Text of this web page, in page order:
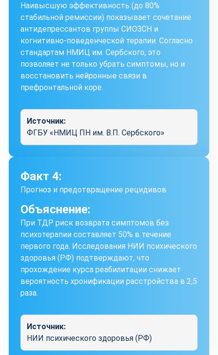
Наивысшую эффективность (до 80%
стабильной ремиссии) показывает сочетание
антидепрессантов группы СИОЗСН и
когнитивно-поведенческой терапии. Согласно
стандартам НМИЦ им. Сербского, это
позволяет не только убрать симптомы, но и
восстановить нейронные связи в
префронтальной коре.
Источник:
ФГБУ «НМИЦ ПН им. В.П. Сербского»
Факт 4:
Прогноз и предотвращение рецидивов
Объяснение:
При ТДР риск возврата симптомов без
психотерапии составляет 50% в течение
первого года. Исследования НИИ психического
здоровья (РФ) подтверждают, что
прохождение курса реабилитации снижает
вероятность хронификации расстройства в 2,5
раза.
Источник:
НИИ психического здоровья (РФ)